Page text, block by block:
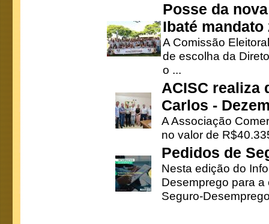
Posse da
Ibaté mandato
A Comissão
de escolha da
o ...
ACISC realiza
Carlos -
A Associação
no valor de
Pedidos de
Nesta edição do
Desemprego para
Seguro-